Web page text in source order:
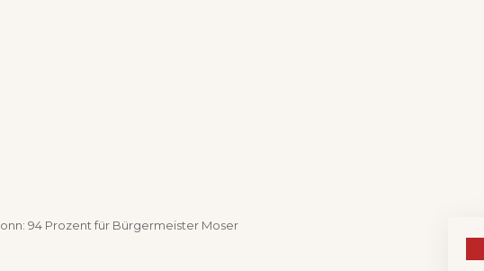
94 Prozent für Bürgermeister Moser